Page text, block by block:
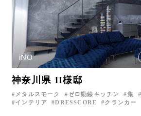
iNO
神奈川県 H様邸
メタルスモーク ゼロ動線キッチン 集
インテリア
DRESSCORE クランカー